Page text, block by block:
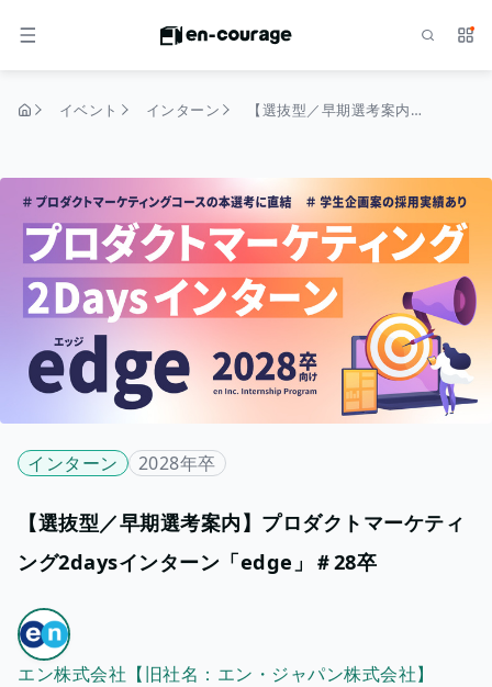
メニュー サ
イベント インターン 【選抜型／早期選考案内】プロダクトマーケティング2daysインターン「edge」＃28卒
インターン 2028年卒
【選抜型／早期選考案内】プロダクトマーケティ
ング2daysインターン「edge」＃28卒
エン株式会社【旧社名：エン・ジャパン株式会社】